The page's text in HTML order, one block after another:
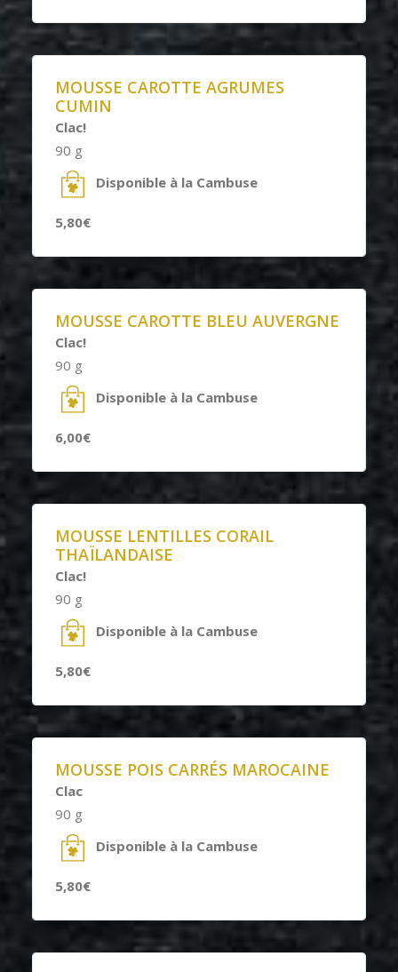
MOUSSE CAROTTE AGRUMES
CUMIN
Clac!
90 g
Disponible à la Cambuse
5,80€
MOUSSE CAROTTE BLEU AUVERGNE
Clac!
90 g
Disponible à la Cambuse
6,00€
MOUSSE LENTILLES CORAIL
THAÏLANDAISE
Clac!
90 g
Disponible à la Cambuse
5,80€
MOUSSE POIS CARRÉS MAROCAINE
Clac
90 g
Disponible à la Cambuse
5,80€